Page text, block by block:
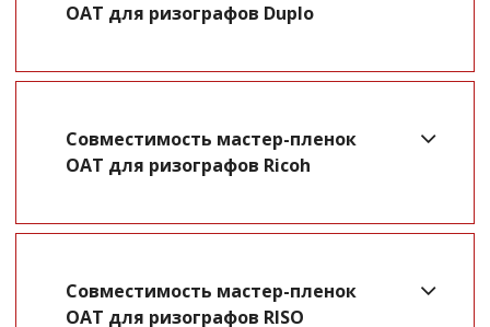
OAT для ризографов Duplo
Совместимость мастер-пленок
OAT для ризографов Ricoh
Совместимость мастер-пленок
OAT для ризографов RISO